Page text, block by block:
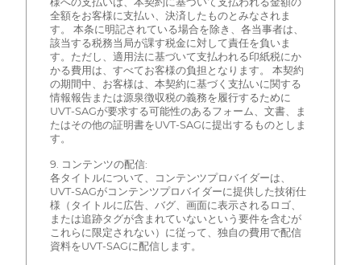
全額をお客様に支払い、決済したものとみなされま
す。 本条に明記されている場合を除き、各当事者は、
該当する税務当局が課す税金に対して責任を負いま
す。ただし、適用法に基づいて支払われる印紙税にか
かる費用は、すべてお客様の負担となります。 本契約
の期間中、お客様は、本契約に基づく支払いに関する
情報報告または源泉徴収税の義務を履行するために
UVT-SAGが要求する可能性のあるフォーム、文書、ま
たはその他の証明書をUVT-SAGに提出するものとしま
す。
9. コンテンツの配信:
各タイトルについて、コンテンツプロバイダーは、
UVT-SAGがコンテンツプロバイダーに提供した技術仕
様（タイトルに広告、バグ、画面に表示されるロゴ、
または追跡タグが含まれていないという要件を含むが
これらに限定されない）に従って、独自の費用で配信
資料をUVT-SAGに配信します。